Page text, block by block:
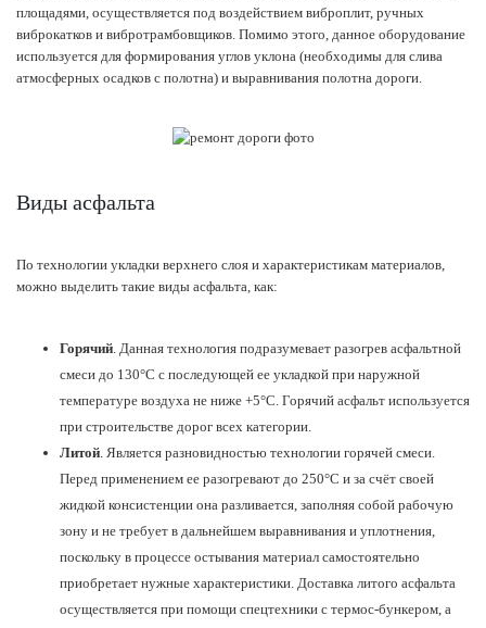
площадями, осуществляется под воздействием виброплит, ручных
виброкатков и вибротрамбовщиков. Помимо этого, данное оборудование
используется для формирования углов уклона (необходимы для слива
атмосферных осадков с полотна) и выравнивания полотна дороги.
Виды асфальта
По технологии укладки верхнего слоя и характеристикам материалов,
можно выделить такие виды асфальта, как:
Горячий . Данная технология подразумевает разогрев асфальтной
смеси до 130°С с последующей ее укладкой при наружной
температуре воздуха не ниже +5°С. Горячий асфальт используется
при строительстве дорог всех категории.
Литой . Является разновидностью технологии горячей смеси.
Перед применением ее разогревают до 250°С и за счёт своей
жидкой консистенции она разливается, заполняя собой рабочую
зону и не требует в дальнейшем выравнивания и уплотнения,
поскольку в процессе остывания материал самостоятельно
приобретает нужные характеристики. Доставка литого асфальта
осуществляется при помощи спецтехники с термос-бункером, а